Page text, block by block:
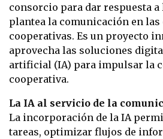
consorcio para dar respuesta
plantea la comunicación en
cooperativas. Es un proyecto
aprovecha las soluciones
artificial (IA) para impulsar la
cooperativa.
La IA al servicio de la
La incorporación de la IA
tareas, optimizar flujos de